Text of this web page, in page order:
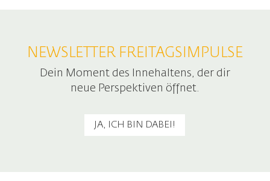
NEWSLETTER FREITAGSIMPULSE
Dein Moment des Innehaltens, der dir
neue Perspektiven öffnet.
JA, ICH BIN DABEI!